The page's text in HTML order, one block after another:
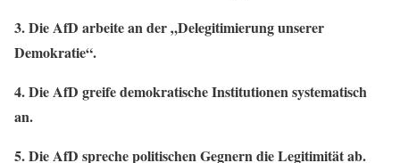
3. Die AfD arbeite an der „Delegitimierung unserer
Demokratie“.
4. Die AfD greife demokratische Institutionen systematisch
an.
5. Die AfD spreche politischen Gegnern die Legitimität ab.